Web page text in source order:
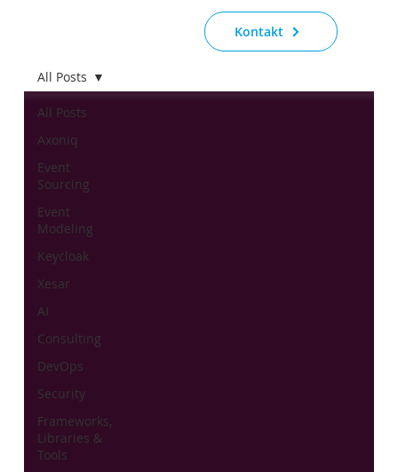
Kontakt
All Posts
Axoniq
Event
Sourcing
Event
Modeling
Keycloak
Xesar
AI
Consulting
DevOps
Security
Frameworks,
Libraries &
Tools
All Posts